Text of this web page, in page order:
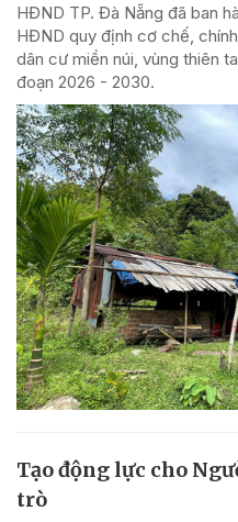
HĐND TP. Đà Nẵng đã ban
HĐND quy định cơ chế,
dân cư miền núi, vùng thiên
đoạn 2026 - 2030.
Tạo động lực cho
trò